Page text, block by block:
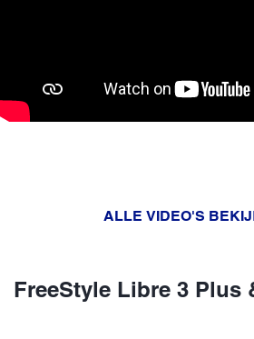
ALLE VIDEO'S
FreeStyle Libre 3 Plus